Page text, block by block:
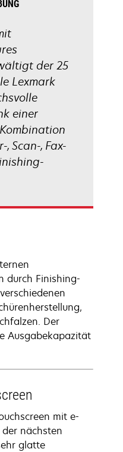
der 25
Lexmark
einer
, Scan-, Fax-
durch Finishing-
Der
Ausgabekapazität
mit e-
nächsten
glatte